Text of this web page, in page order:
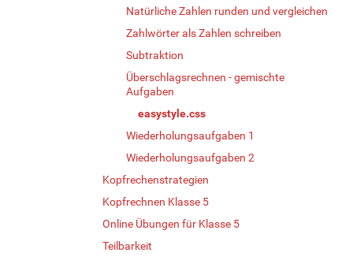
Natürliche Zahlen runden und vergleichen
Zahlwörter als Zahlen schreiben
Subtraktion
Überschlagsrechnen - gemischte
Aufgaben
easystyle.css
Wiederholungsaufgaben 1
Wiederholungsaufgaben 2
Kopfrechenstrategien
Kopfrechnen Klasse 5
Online Übungen für Klasse 5
Teilbarkeit